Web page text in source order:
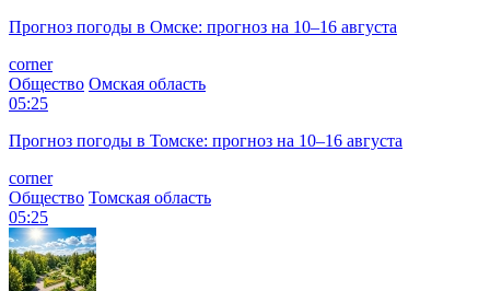
Прогноз погоды в Омске: прогноз на 10–16 августа
corner
Общество Омская область
05:25
Прогноз погоды в Томске: прогноз на 10–16 августа
corner
Общество Томская область
05:25